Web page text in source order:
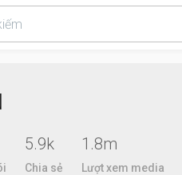
5.9k
Chia sẻ
1.8m
Lượt xem media